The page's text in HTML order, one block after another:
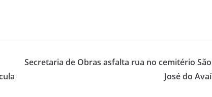
Secretaria de Obras asfalta rua no cemitério São
José do Avaí